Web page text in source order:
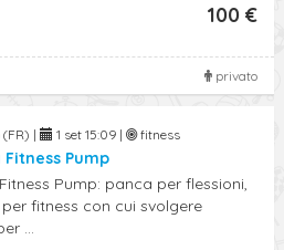
100 €
privato
(FR) | 1 set 15:09 | fitness
Fitness Pump
Pump: panca per flessioni,
fitness con cui svolgere
...